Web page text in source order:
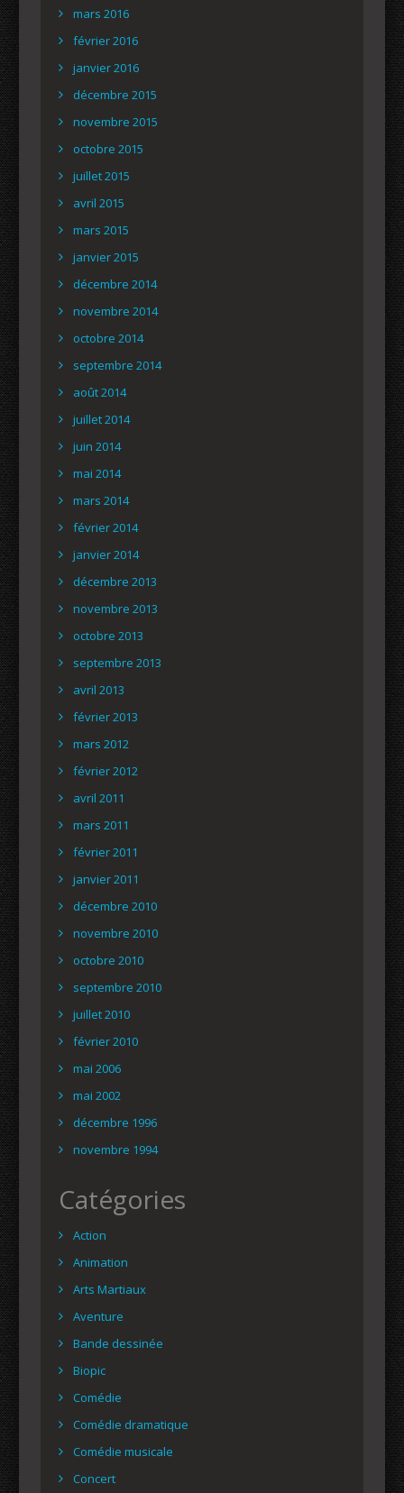
mars 2016
février 2016
janvier 2016
décembre 2015
novembre 2015
octobre 2015
juillet 2015
avril 2015
mars 2015
janvier 2015
décembre 2014
novembre 2014
octobre 2014
septembre 2014
août 2014
juillet 2014
juin 2014
mai 2014
mars 2014
février 2014
janvier 2014
décembre 2013
novembre 2013
octobre 2013
septembre 2013
avril 2013
février 2013
mars 2012
février 2012
avril 2011
mars 2011
février 2011
janvier 2011
décembre 2010
novembre 2010
octobre 2010
septembre 2010
juillet 2010
février 2010
mai 2006
mai 2002
décembre 1996
novembre 1994
Catégories
Action
Animation
Arts Martiaux
Aventure
Bande dessinée
Biopic
Comédie
Comédie dramatique
Comédie musicale
Concert